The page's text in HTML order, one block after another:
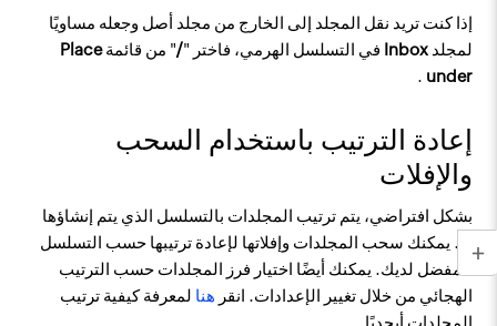
إذا كنت تريد نقل المجلد إلى الخارج من مجلد أصل وجعله مساويًا
لمجلدInbox في التسلسل الهرمي، فاختر "/" من قائمةPlace
under
.
إعادة الترتيب باستخدام السحب
والإفلات
بشكل افتراضي، يتم ترتيب المجلدات بالتسلسل الذي يتم إنشاؤها
به. يمكنك سحب المجلدات وإفلاتها لإعادة ترتيبها حسب التسلسل
المفضل لديك. يمكنك أيضًا اختيار فرز المجلدات حسب الترتيب
الهجائي من خلال تغيير الإعدادات. انقر هنا لمعرفة كيفية ترتيب
المجلدات أبجديًا.